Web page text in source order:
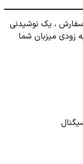
سفارش ، یک نوشیدنی
زودی میزبان شما